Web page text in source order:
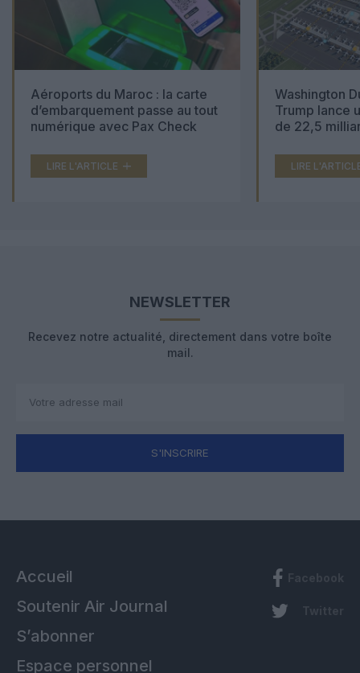
Aéroports du Maroc : la carte
d’embarquement passe au tout
numérique avec Pax Check
LIRE L'ARTICLE
Washington
Trump lance
de 22,5
LIRE
NEWSLETTER
Recevez notre actualité, directement dans votre boîte
mail.
S'INSCRIRE
Accueil
Soutenir Air Journal
S’abonner
Espace personnel